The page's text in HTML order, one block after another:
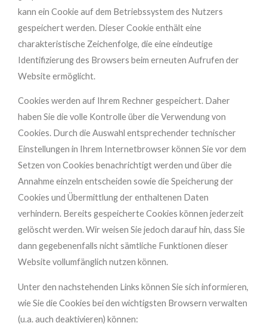
kann ein Cookie auf dem Betriebssystem des Nutzers
gespeichert werden. Dieser Cookie enthält eine
charakteristische Zeichenfolge, die eine eindeutige
Identifizierung des Browsers beim erneuten Aufrufen der
Website ermöglicht.
Cookies werden auf Ihrem Rechner gespeichert. Daher
haben Sie die volle Kontrolle über die Verwendung von
Cookies. Durch die Auswahl entsprechender technischer
Einstellungen in Ihrem Internetbrowser können Sie vor dem
Setzen von Cookies benachrichtigt werden und über die
Annahme einzeln entscheiden sowie die Speicherung der
Cookies und Übermittlung der enthaltenen Daten
verhindern. Bereits gespeicherte Cookies können jederzeit
gelöscht werden. Wir weisen Sie jedoch darauf hin, dass Sie
dann gegebenenfalls nicht sämtliche Funktionen dieser
Website vollumfänglich nutzen können.
Unter den nachstehenden Links können Sie sich informieren,
wie Sie die Cookies bei den wichtigsten Browsern verwalten
(u.a. auch deaktivieren) können: